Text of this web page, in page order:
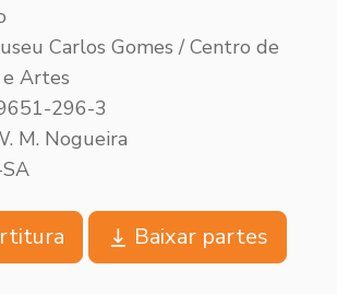
Carlos Gomes / Centro de
e Artes
296-3
M. Nogueira
Baixar partes